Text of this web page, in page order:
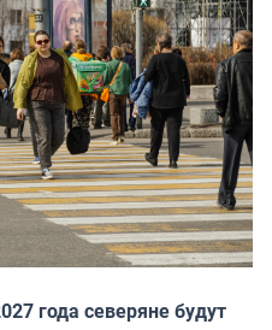
года северяне будут